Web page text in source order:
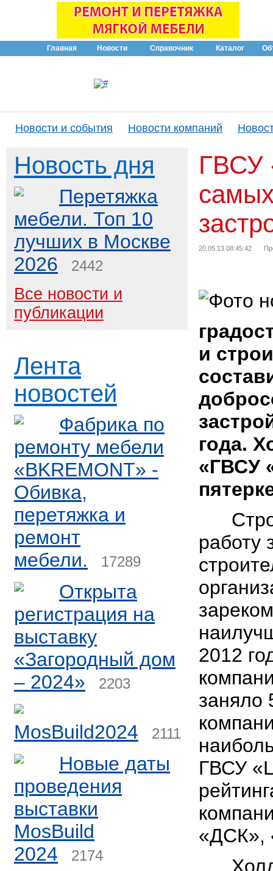
Главная Новости Справочник Каталог
Новости и события Новости компаний
Новость дня
Перетяжка
мебели. Топ 10
лучших в Москве
2026
2442
Все новости и
публикации
Лента
новостей
Фабрика по
ремонту мебели
«BKREMONT» -
Обивка,
перетяжка и
ремонт
мебели.
17289
Открыта
регистрация на
выставку
«Загородный дом
– 2024»
2203
MosBuild2024 2111
Новые даты
проведения
выставки
MosBuild
2024
2174
ГВСУ
20.05.13 08:45:42
и
года.
«ГВСУ
работу
2012
заняло
ГВСУ
«ДСК»,